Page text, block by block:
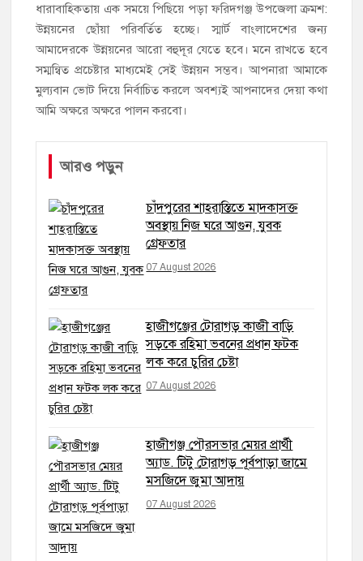
ধারাবাহিকতায় এক সময়ে পিছিয়ে পড়া ফরিদগঞ্জ উপজেলা ক্রমশ:
উন্নয়নের ছোঁয়া পরিবর্তিত হচ্ছে। স্মার্ট বাংলাদেশের জন্য
আমাদেরকে উন্নয়নের আরো বহুদূর যেতে হবে। মনে রাখতে হবে
সম্মন্বিত প্রচেষ্টার মাধ্যমেই সেই উন্নয়ন সম্ভব। আপনারা আমাকে
মুল্যবান ভোট দিয়ে নির্বাচিত করলে অবশ্যই আপনাদের দেয়া কথা
আমি অক্ষরে অক্ষরে পালন করবো।
আরও পড়ুন
চাঁদপুরের শাহরাস্তিতে মাদকাসক্ত
অবস্থায় নিজ ঘরে আগুন, যুবক
গ্রেফতার
07 August 2026
হাজীগঞ্জের টোরাগড় কাজী বাড়ি
সড়কে রহিমা ভবনের প্রধান ফটক
লক করে চুরির চেষ্টা
07 August 2026
হাজীগঞ্জ পৌরসভার মেয়র প্রার্থী
অ্যাড. টিটু টোরাগড় পূর্বপাড়া জামে
মসজিদে জুমা আদায়
07 August 2026